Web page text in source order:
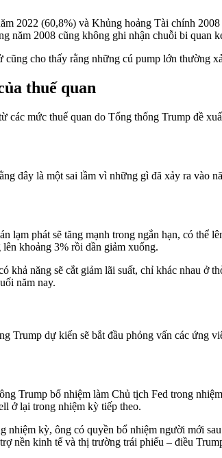
2022 (60,8%) và Khủng hoảng Tài chính
năm 2008 cũng không ghi nhận chuỗi bi quan
cho thấy rằng những cú pump lớn thường
thuế quan
các mức thuế quan do Tổng thống Trump đề
đây là một sai lầm vì những gì đã xảy ra
lạm phát sẽ tăng mạnh trong ngắn hạn, có
khoảng 3% rồi dần giảm xuống.
khả năng sẽ cắt giảm lãi suất, chỉ khác nhau
năm nay.
Trump dự kiến sẽ bắt đầu phỏng vấn các ứng
Trump bổ nhiệm làm Chủ tịch Fed trong
ở lại trong nhiệm kỳ tiếp theo.
kỳ, ông có quyền bổ nhiệm người mới
nền kinh tế và thị trường trái phiếu – điều